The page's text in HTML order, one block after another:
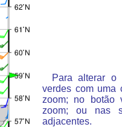
Para alterar o
verdes com uma
zoom; no botão
zoom; ou nas
adjacentes.